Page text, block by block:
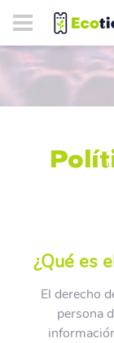
¿Qué es
El derecho
persona